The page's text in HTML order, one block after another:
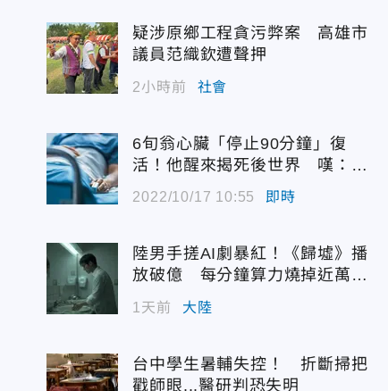
疑涉原鄉工程貪污弊案 高雄市
議員范織欽遭聲押
2小時前 社會
6旬翁心臟「停止90分鐘」復
活！他醒來揭死後世界 嘆：很
2022/10/17 10:55 即時
陸男手搓AI劇暴紅！《歸墟》播
放破億 每分鐘算力燒掉近萬台
1天前 大陸
台中學生暑輔失控！ 折斷掃把
戳師眼...醫研判恐失明